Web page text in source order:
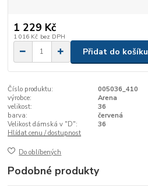
1 229 Kč
1 016 Kč bez DPH
Přidat do košíku
Číslo produktu:
005036_410
výrobce:
Arena
velikost:
36
barva:
červená
Velikost dámská v "D":
36
Hlídat cenu / dostupnost
Do oblíbených
Podobné produkty